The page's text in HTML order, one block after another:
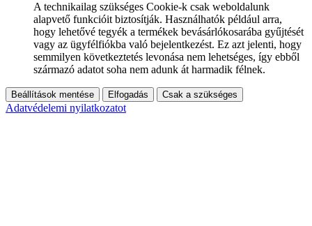
A technikailag szükséges Cookie-k csak weboldalunk
alapvető funkcióit biztosítják. Használhatók például arra,
hogy lehetővé tegyék a termékek bevásárlókosarába gyűjtését
vagy az ügyfélfiókba való bejelentkezést. Ez azt jelenti, hogy
semmilyen következtetés levonása nem lehetséges, így ebből
származó adatot soha nem adunk át harmadik félnek.
Beállítások mentése Elfogadás Csak a szükséges
Adatvédelemi nyilatkozatot